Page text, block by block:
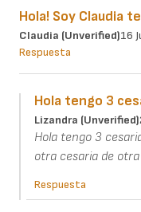
Hola! Soy Claudia
Claudia (unverified)16
Respuesta
Hola tengo 3
Lizandra (unverified)
Hola tengo 3
otra cesaria de
Respuesta